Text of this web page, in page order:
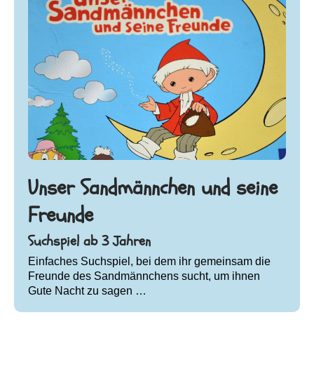
Unser Sandmännchen und seine
Freunde
Suchspiel ab 3 Jahren
Einfaches Suchspiel, bei dem ihr gemeinsam die
Freunde des Sandmännchens sucht, um ihnen
Gute Nacht zu sagen …